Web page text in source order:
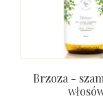
Brzoza -